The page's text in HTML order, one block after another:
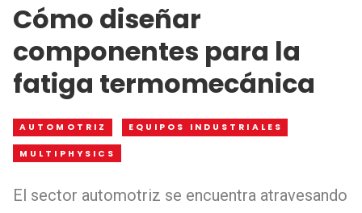
Cómo diseñar
componentes para la
fatiga termomecánica
AUTOMOTRIZ EQUIPOS INDUSTRIALES
MULTIPHYSICS
El sector automotriz se encuentra atravesando